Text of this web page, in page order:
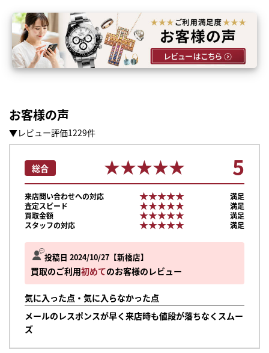
お客様の声
▼レビュー評価1229件
投稿日 2024/10/27 新橋店
買取のご利用初めてのお客様のレビュー
気に入った点・気に入らなかった点
メールのレスポンスが早く来店時も値段が落ちなくスムー
ズ
総合 ★★★★★
★★★★★ 5
来店問い合わせへの対応 ★★★★★
★★★★★
満足
査定スピード
★★★★★
★★★★★
満足
買取金額
★★★★★
★★★★★
満足
スタッフの対応
★★★★★
★★★★★ 満足